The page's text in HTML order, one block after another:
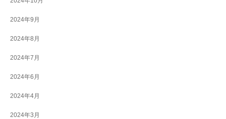
2024年9月
2024年8月
2024年7月
2024年6月
2024年4月
2024年3月